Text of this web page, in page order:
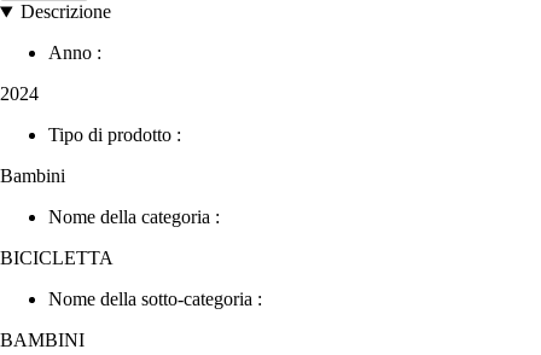
Descrizione
Anno :
2024
Tipo di prodotto :
Bambini
Nome della categoria :
BICICLETTA
Nome della sotto-categoria :
BAMBINI